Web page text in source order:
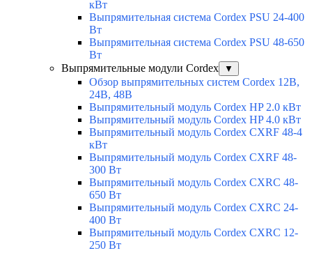
кВт
Выпрямительная система Cordex PSU 24-400
Вт
Выпрямительная система Cordex PSU 48-650
Вт
Выпрямительные модули Cordex
▼
Обзор выпрямительных систем Cordex 12В,
24В, 48В
Выпрямительный модуль Cordex HP 2.0 кВт
Выпрямительный модуль Cordex HP 4.0 кВт
Выпрямительный модуль Cordex CXRF 48-4
кВт
Выпрямительный модуль Cordex CXRF 48-
300 Вт
Выпрямительный модуль Cordex CXRС 48-
650 Вт
Выпрямительный модуль Cordex CXRС 24-
400 Вт
Выпрямительный модуль Cordex CXRС 12-
250 Вт